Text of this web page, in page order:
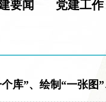
要闻 党建工作
库”、绘制“一张图